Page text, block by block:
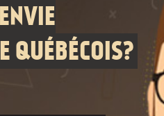
QUÉBÉCOIS?